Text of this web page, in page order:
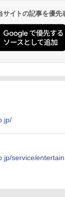
イトの記事を優先
service/